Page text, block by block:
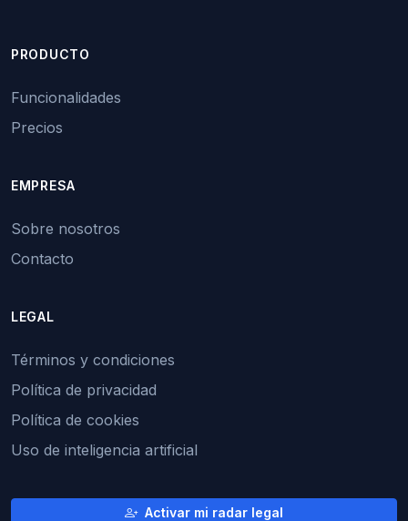
PRODUCTO
Funcionalidades
Precios
EMPRESA
Sobre nosotros
Contacto
LEGAL
Términos y condiciones
Política de privacidad
Política de cookies
Uso de inteligencia artificial
Activar mi radar legal